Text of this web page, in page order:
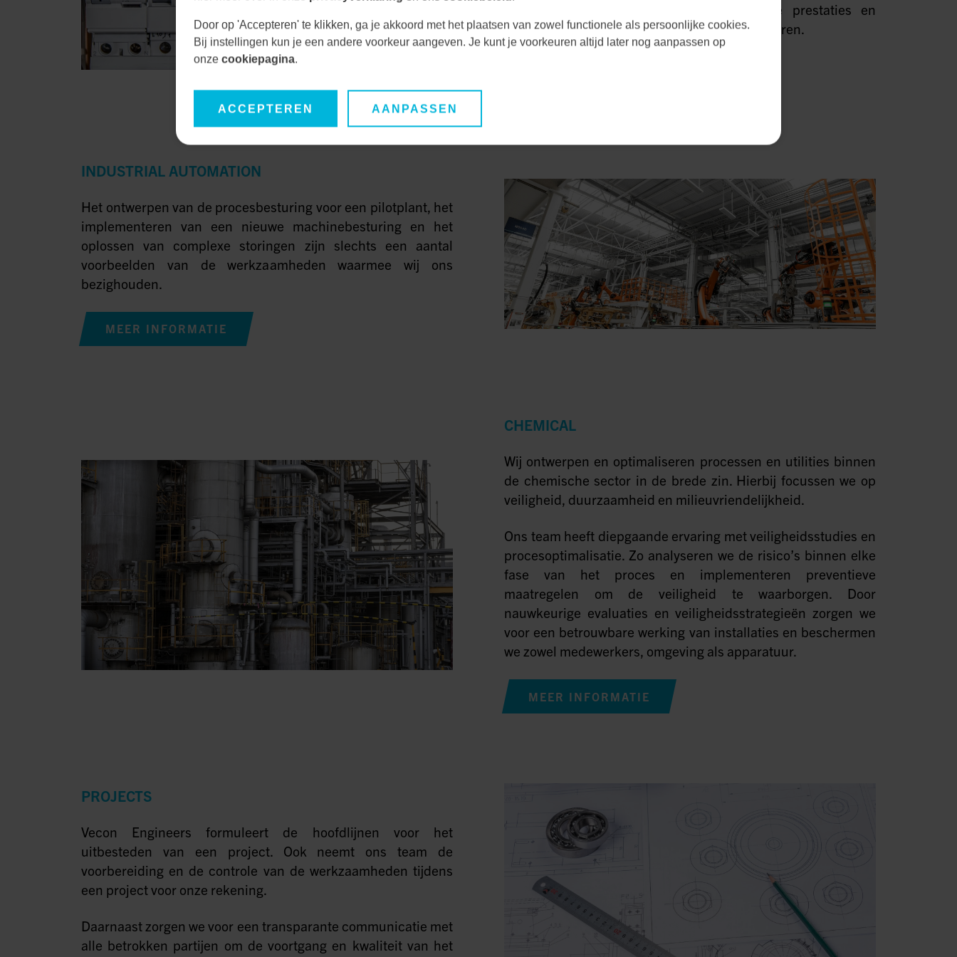
duurzame oplossingen die de operationele prestaties en
efficiëntie van onze klanten aanzienlijk verbeteren.
INDUSTRIAL AUTOMATION
Het ontwerpen van de procesbesturing voor een pilotplant, het
implementeren van een nieuwe machinebesturing en het
oplossen van complexe storingen zijn slechts een aantal
voorbeelden van de werkzaamheden waarmee wij ons
bezighouden.
MEER INFORMATIE
CHEMICAL
Wij ontwerpen en optimaliseren processen en utilities binnen
de chemische sector in de brede zin. Hierbij focussen we op
veiligheid, duurzaamheid en milieuvriendelijkheid.
Ons team heeft diepgaande ervaring met veiligheidsstudies en
procesoptimalisatie. Zo analyseren we de risico’s binnen elke
fase van het proces en implementeren preventieve
maatregelen om de veiligheid te waarborgen. Door
nauwkeurige evaluaties en veiligheidsstrategieën zorgen we
voor een betrouwbare werking van installaties en beschermen
we zowel medewerkers, omgeving als apparatuur.
MEER INFORMATIE
PROJECTS
Vecon Engineers formuleert de hoofdlijnen voor het
uitbesteden van een project. Ook neemt ons team de
voorbereiding en de controle van de werkzaamheden tijdens
een project voor onze rekening.
Daarnaast zorgen we voor een transparante communicatie met
alle betrokken partijen om de voortgang en kwaliteit van het
Door op 'Accepteren' te klikken, ga je akkoord met het plaatsen van zowel functionele als persoonlijke cookies.
Bij instellingen kun je een andere voorkeur aangeven. Je kunt je voorkeuren altijd later nog aanpassen op
onze cookiepagina.
ACCEPTEREN AANPASSEN